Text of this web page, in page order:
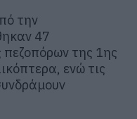
την
47
της 1ης
ενώ τις